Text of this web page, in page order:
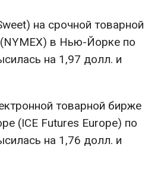
на срочной товарной
в Нью-Йорке по
на 1,97 долл. и
товарной бирже
(IСE Futures Europe) по
на 1,76 долл. и